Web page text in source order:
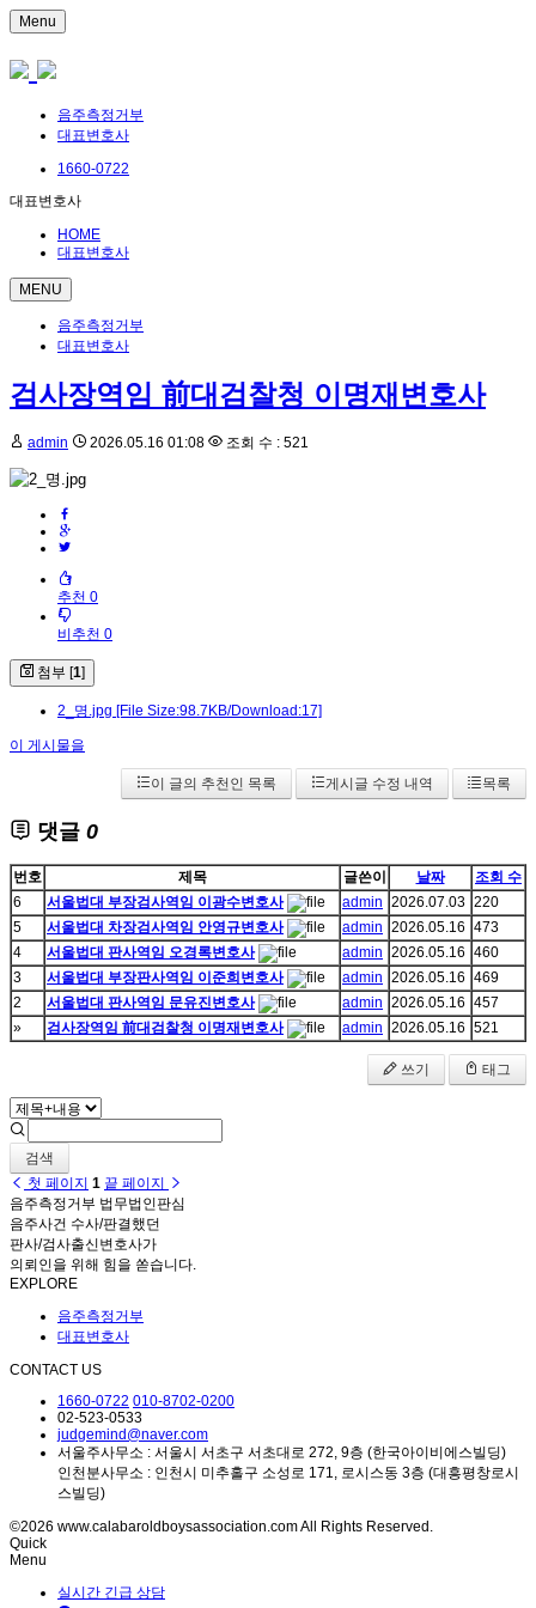
Menu
음주측정거부
대표변호사
1660-0722
대표변호사
HOME
대표변호사
MENU
음주측정거부
대표변호사
검사장역임 前대검찰청 이명재변호사
admin 2026.05.16 01:08 조회 수 : 521
추천 0
비추천 0
첨부 [1]
2_명.jpg [File Size:98.7KB/Download:17]
이 게시물을
이 글의 추천인 목록 게시글 수정 내역 목록
댓글 0
번호 제목 글쓴이 날짜
조회 수
6
서울법대 부장검사역임 이광수변호사 admin 2026.07.03 220
5
서울법대 차장검사역임 안영규변호사 admin 2026.05.16 473
4
서울법대 판사역임 오경록변호사 admin 2026.05.16 460
3
서울법대 부장판사역임 이준희변호사 admin 2026.05.16 469
2
서울법대 판사역임 문유진변호사 admin 2026.05.16 457
»
검사장역임 前대검찰청 이명재변호사 admin 2026.05.16 521
쓰기 태그
검색
첫 페이지 1 끝 페이지
음주측정거부 법무법인판심
음주사건 수사/판결했던
판사/검사출신변호사가
의뢰인을 위해 힘을 쏟습니다.
EXPLORE
음주측정거부
대표변호사
CONTACT US
1660-0722 010-8702-0200
02-523-0533
judgemind@naver.com
서울주사무소 : 서울시 서초구 서초대로 272, 9층 (한국아이비에스빌딩)
인천분사무소 : 인천시 미추홀구 소성로 171, 로시스동 3층 (대흥평창로시
스빌딩)
©2026 www.calabaroldboysassociation.com All Rights Reserved.
Quick
Menu
실시간 긴급 상담